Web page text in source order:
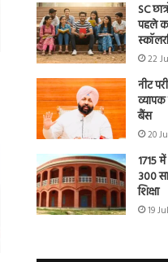
SC
पहले
22
नीट
व्यापक
बैंस
20
1715
300
शिक्षा
19